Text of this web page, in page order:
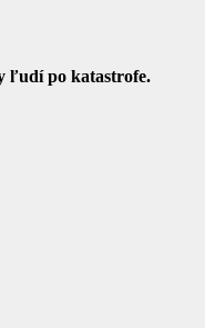
ľudí po katastrofe.